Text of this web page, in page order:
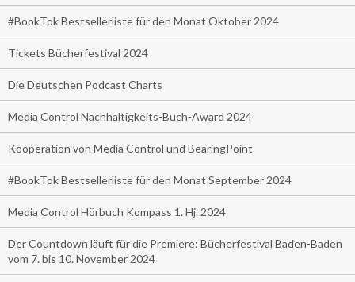
#BookTok Bestsellerliste für den Monat Oktober 2024
Tickets Bücherfestival 2024
Die Deutschen Podcast Charts
Media Control Nachhaltigkeits-Buch-Award 2024
Kooperation von Media Control und BearingPoint
#BookTok Bestsellerliste für den Monat September 2024
Media Control Hörbuch Kompass 1. Hj. 2024
Der Countdown läuft für die Premiere: Bücherfestival Baden-Baden
vom 7. bis 10. November 2024